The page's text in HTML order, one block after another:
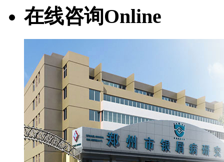
在线咨询Online